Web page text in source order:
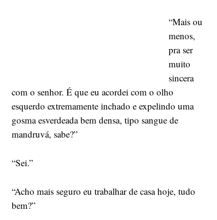
“Mais ou
menos,
pra ser
muito
sincera
com o senhor. É que eu acordei com o olho
esquerdo extremamente inchado e expelindo uma
gosma esverdeada bem densa, tipo sangue de
mandruvá, sabe?”
“Sei.”
“Acho mais seguro eu trabalhar de casa hoje, tudo
bem?”